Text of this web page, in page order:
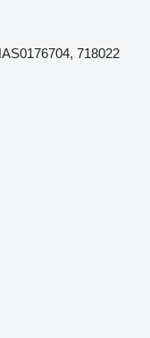
718022